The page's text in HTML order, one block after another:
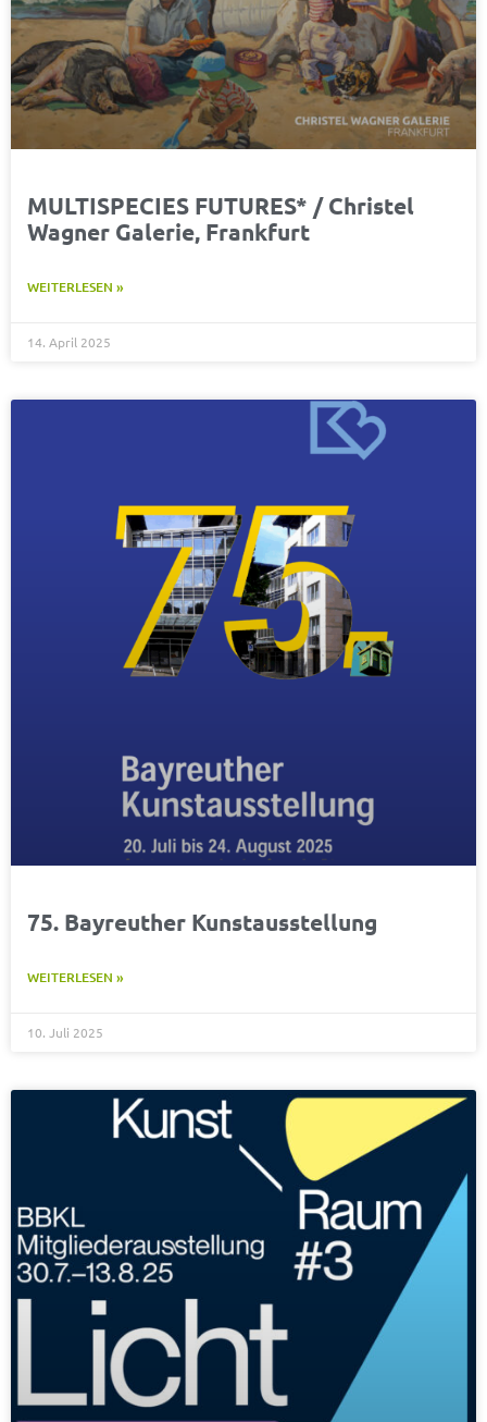
MULTISPECIES FUTURES* / Christel
Wagner Galerie, Frankfurt
WEITERLESEN »
14. April 2025
75. Bayreuther Kunstausstellung
WEITERLESEN »
10. Juli 2025